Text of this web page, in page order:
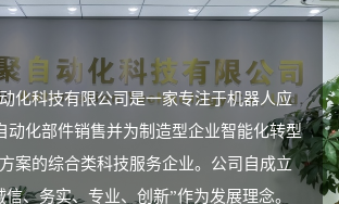
科技有限公司是一家专注于机器人应
动化部件销售并为制造型企业智能化转型
案的综合类科技服务企业。公司自成立
、务实、专业、创新”作为发展理念。